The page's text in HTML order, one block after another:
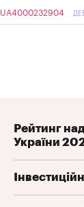
UA4000232904
Рейтинг
України